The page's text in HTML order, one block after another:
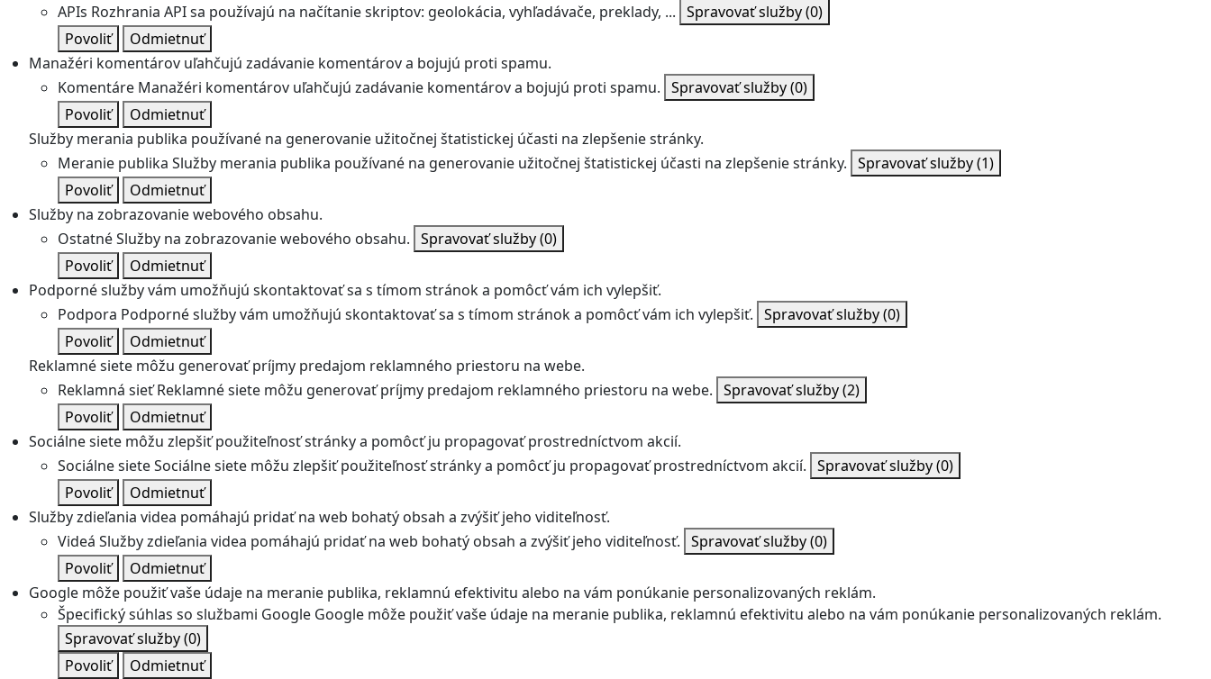
APIs Rozhrania API sa používajú na načítanie skriptov: geolokácia, vyhľadávače, preklady, ... Spravovať služby(0)
Povoliť
Odmietnuť
Manažéri komentárov uľahčujú zadávanie komentárov a bojujú proti spamu.
Komentáre Manažéri komentárov uľahčujú zadávanie komentárov a bojujú proti spamu. Spravovať služby(0)
Povoliť
Odmietnuť
Služby merania publika používané na generovanie užitočnej štatistickej účasti na zlepšenie stránky.
Meranie publika Služby merania publika používané na generovanie užitočnej štatistickej účasti na zlepšenie stránky. Spravovať služby(1)
Povoliť
Odmietnuť
Služby na zobrazovanie webového obsahu.
OstatnéSlužby na zobrazovanie webového obsahu. Spravovať služby(0)
Povoliť
Odmietnuť
Podporné služby vám umožňujú skontaktovať sa s tímom stránok a pomôcť vám ich vylepšiť.
Podpora Podporné služby vám umožňujú skontaktovať sa s tímom stránok a pomôcť vám ich vylepšiť. Spravovať služby(0)
Povoliť
Odmietnuť
Reklamné siete môžu generovať príjmy predajom reklamného priestoru na webe.
Reklamná sieť Reklamné siete môžu generovať príjmy predajom reklamného priestoru na webe. Spravovať služby(2)
Povoliť
Odmietnuť
Sociálne siete môžu zlepšiť použiteľnosť stránky a pomôcť ju propagovať prostredníctvom akcií.
Sociálne sieteSociálne siete môžu zlepšiť použiteľnosť stránky a pomôcť ju propagovať prostredníctvom akcií. Spravovať služby(0)
Povoliť
Odmietnuť
Služby zdieľania videa pomáhajú pridať na web bohatý obsah a zvýšiť jeho viditeľnosť.
Videá Služby zdieľania videa pomáhajú pridať na web bohatý obsah a zvýšiť jeho viditeľnosť. Spravovať služby(0)
Povoliť
Odmietnuť
Google môže použiť vaše údaje na meranie publika, reklamnú efektivitu alebo na vám ponúkanie personalizovaných reklám.
Špecifický súhlas so službami Google Google môže použiť vaše údaje na meranie publika, reklamnú efektivitu alebo na vám ponúkanie personalizovaných reklám.
Spravovať služby(0)
Povoliť
Odmietnuť